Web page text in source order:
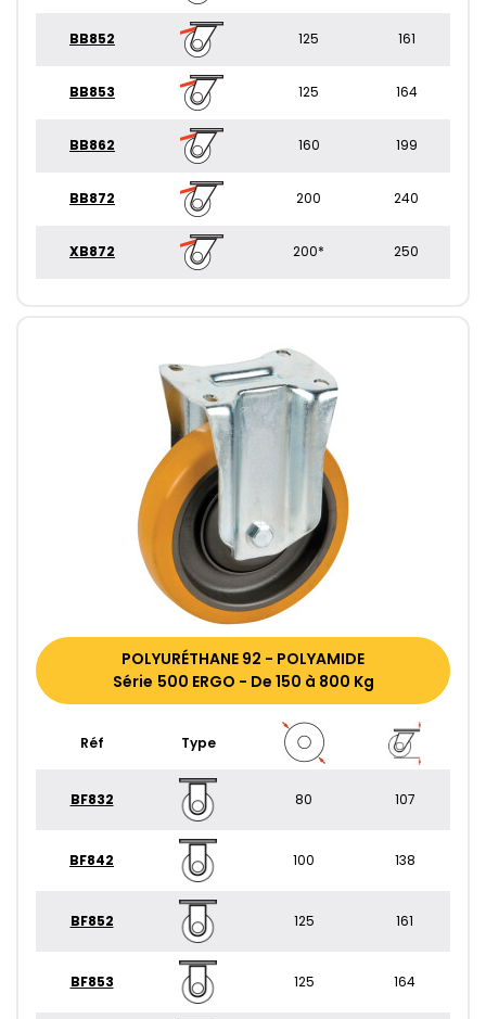
BB852 125 161
BB853 125 164
BB862 160 199
BB872 200 240
XB872 200* 250
POLYURÉTHANE 92 - POLYAMIDE
Série 500 ERGO - De 150 à 800 Kg
Réf Type
BF832 80 107
BF842 100 138
BF852 125 161
BF853 125 164